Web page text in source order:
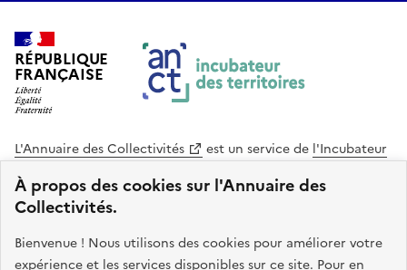
À propos des cookies sur l'Annuaire des
Collectivités.
Bienvenue ! Nous utilisons des cookies pour améliorer votre
expérience et les services disponibles sur ce site. Pour en
RÉPUBLIQUE
FRANÇAISE
L'Annuaire des Collectivités est un service de l'Incubateur
des Territoires
Cohésion des Territoires
. Le code source de ce site web
est disponible en licence libre. Le design de ce site est conçu
avec le système de design de l’État.